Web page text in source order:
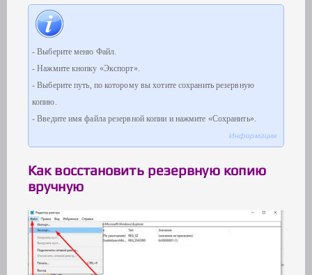
- Выберите меню Файл.
- Нажмите кнопку «Экспорт».
- Выберите путь, по которому вы хотите сохранить резервную
копию.
- Введите имя файла резервной копии и нажмите «Сохранить».
Информация
Как восстановить резервную копию
вручную